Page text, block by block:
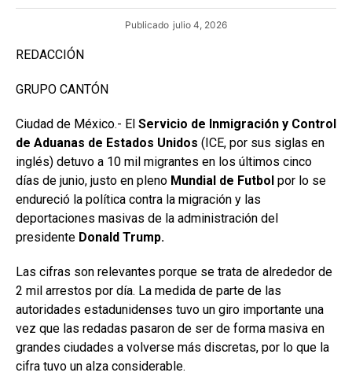
Publicado julio 4, 2026
REDACCIÓN
GRUPO CANTÓN
Ciudad de México.- El Servicio de Inmigración y Control
de Aduanas de Estados Unidos (ICE, por sus siglas en
inglés) detuvo a 10 mil migrantes en los últimos cinco
días de junio, justo en pleno Mundial de Futbol por lo se
endureció la política contra la migración y las
deportaciones masivas de la administración del
presidente Donald Trump.
Las cifras son relevantes porque se trata de alrededor de
2 mil arrestos por día. La medida de parte de las
autoridades estadunidenses tuvo un giro importante una
vez que las redadas pasaron de ser de forma masiva en
grandes ciudades a volverse más discretas, por lo que la
cifra tuvo un alza considerable.